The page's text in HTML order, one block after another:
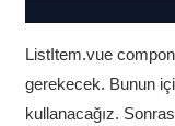
ListItem.vue
gerekecek. Bunun
kullanacağız.